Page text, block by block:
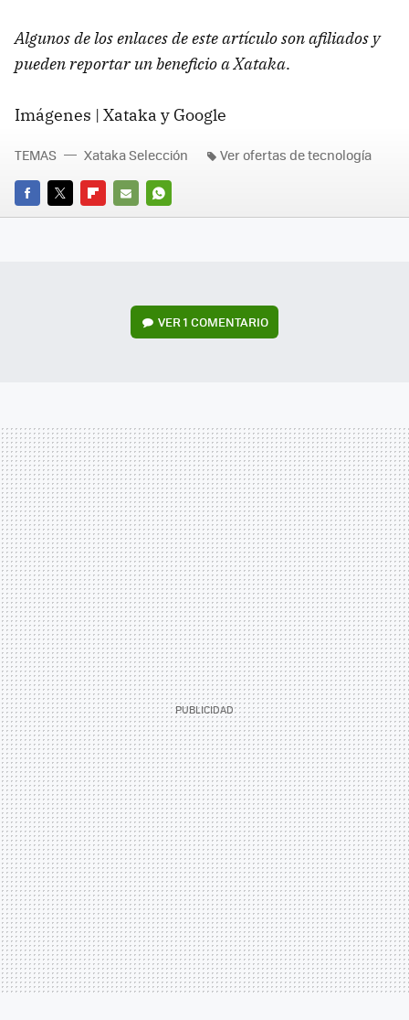
Algunos de los enlaces de este artículo son afiliados y
pueden reportar un beneficio a Xataka.
Imágenes | Xataka y Google
FACEBOOK
TWITTERFLIPBOARD
E-
WHATSAPP
TEMAS Xataka Selección Ver ofertas de tecnología
VER1 COMENTARIO